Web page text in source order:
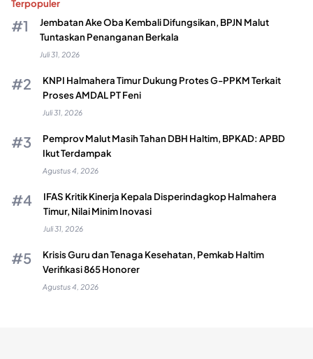
Terpopuler
Jembatan Ake Oba Kembali Difungsikan, BPJN Malut
Tuntaskan Penanganan Berkala
Juli 31, 2026
KNPI Halmahera Timur Dukung Protes G-PPKM Terkait
Proses AMDAL PT Feni
Juli 31, 2026
Pemprov Malut Masih Tahan DBH Haltim, BPKAD: APBD
Ikut Terdampak
Agustus 4, 2026
IFAS Kritik Kinerja Kepala Disperindagkop Halmahera
Timur, Nilai Minim Inovasi
Juli 31, 2026
Krisis Guru dan Tenaga Kesehatan, Pemkab Haltim
Verifikasi 865 Honorer
Agustus 4, 2026